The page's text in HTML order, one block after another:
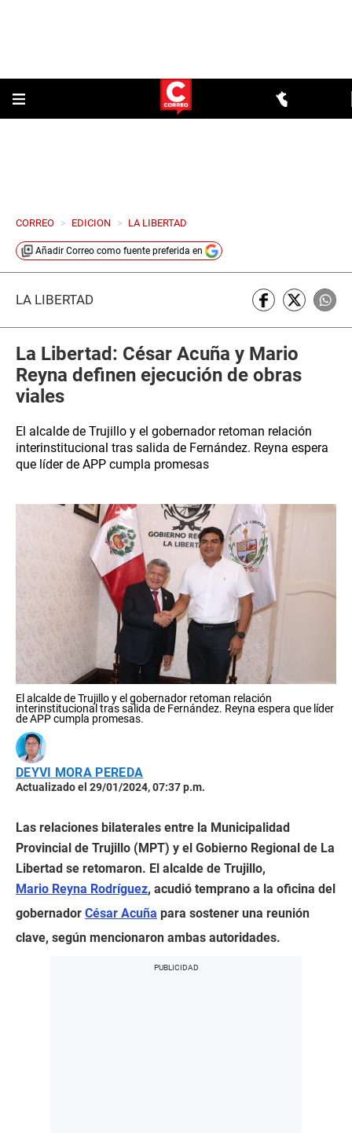
CORREO > EDICION > LA LIBERTAD
Añadir Correo como fuente preferida en
LA LIBERTAD
La Libertad: César Acuña y Mario
Reyna definen ejecución de obras
viales
El alcalde de Trujillo y el gobernador retoman relación
interinstitucional tras salida de Fernández. Reyna espera
que líder de APP cumpla promesas
El alcalde de Trujillo y el gobernador retoman relación
interinstitucional tras salida de Fernández. Reyna espera que líder
de APP cumpla promesas.
DEYVI MORA PEREDA
Actualizado el 29/01/2024, 07:37 p.m.
Las relaciones bilaterales entre la Municipalidad
Provincial de Trujillo (MPT) y el Gobierno Regional de La
Libertad se retomaron. El alcalde de Trujillo,
Mario Reyna Rodríguez, acudió temprano a la oficina del
gobernador César Acuña para sostener una reunión
clave, según mencionaron ambas autoridades.